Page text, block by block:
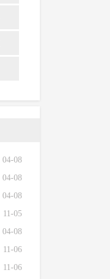
04-08
04-08
04-08
11-05
04-08
11-06
11-06